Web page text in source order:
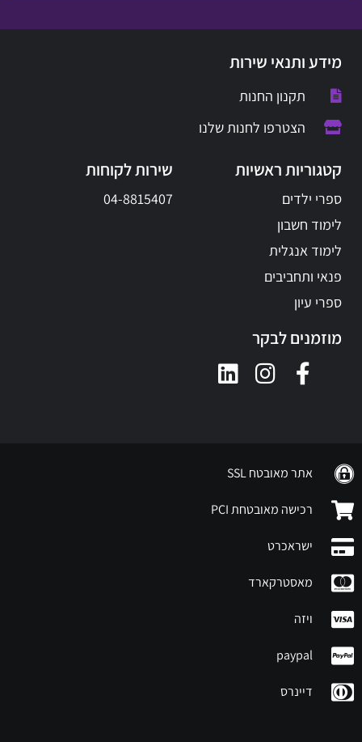
מידע ותנאי שירות
תקנון החנות
הצטרפו לחנות שלנו
קטגוריות ראשיות
ספרי ילדים
לימוד חשבון
לימוד אנגלית
פנאי ותחביבים
ספרי עיון
שירות לקוחות
04-8815407
מוזמנים לבקר
אתר מאובטח SSL
רכישה מאובטחת PCI
ישראכרט
מאסטרקארד
ויזה
paypal
דיינרס